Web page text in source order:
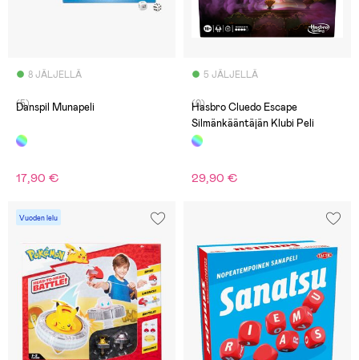
8 JÄLJELLÄ
(5)
Danspil Munapeli
17,90 €
5 JÄLJELLÄ
(0)
Hasbro Cluedo Escape
Silmänkääntäjän Klubi Peli
29,90 €
Vuoden lelu